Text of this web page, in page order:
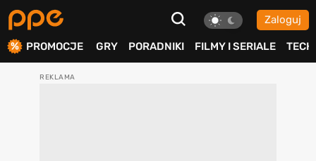
Zaloguj
PROMOCJE GRY PORADNIKI FILMY I SERIALE TECH